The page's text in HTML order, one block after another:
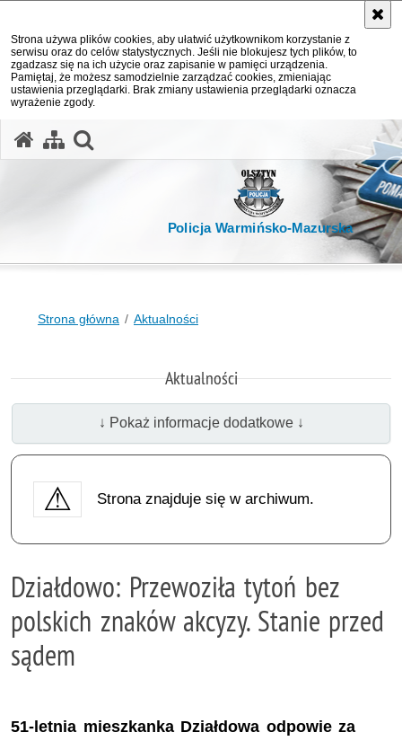
Strona używa plików cookies, aby ułatwić użytkownikom korzystanie z
serwisu oraz do celów statystycznych. Jeśli nie blokujesz tych plików, to
zgadzasz się na ich użycie oraz zapisanie w pamięci urządzenia.
Pamiętaj, że możesz samodzielnie zarządzać cookies, zmieniając
ustawienia przeglądarki. Brak zmiany ustawienia przeglądarki oznacza
wyrażenie zgody.
Policja Warmińsko-Mazurska
Strona główna Aktualności
Aktualności
↓ Pokaż informacje dodatkowe ↓
Strona znajduje się w archiwum.
Działdowo: Przewoziła tytoń bez
polskich znaków akcyzy. Stanie przed
sądem
51-letnia mieszkanka Działdowa odpowie za